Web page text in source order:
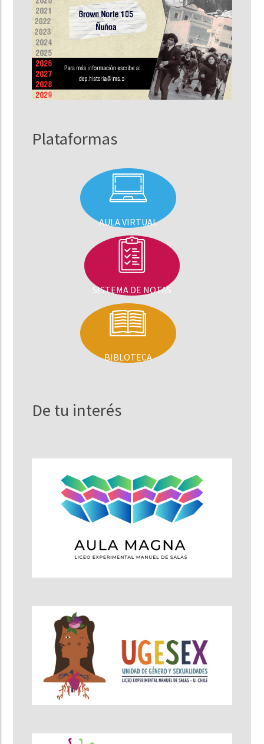
Plataformas
AULA VIRTUAL
SISTEMA DE NOTAS
BIBLOTECA
De tu interés